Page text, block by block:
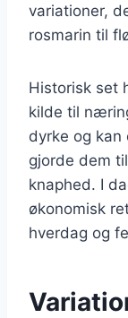
variationer,
rosmarin til
Historisk set
kilde til
dyrke og
gjorde dem
knaphed. I
økonomisk
hverdag og